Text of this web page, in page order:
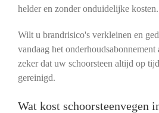
helder en zonder onduidelijke kosten.
Wilt u brandrisico's verkleinen en
vandaag het onderhoudsabonnement
zeker dat uw schoorsteen altijd op
gereinigd.
Wat kost schoorsteenvegen